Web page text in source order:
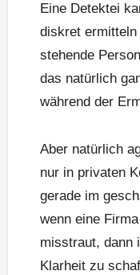
Eine Detektei
diskret ermitteln
stehende
das natürlich
während der
Aber natürlich
nur in privaten
gerade im
wenn eine
misstraut, dann
Klarheit zu